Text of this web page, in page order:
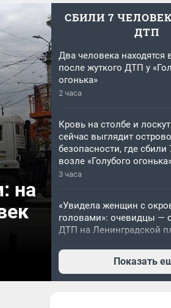
на
СБИЛИ 7
ДТП
Два человека находятся
после жуткого ДТП у
огонька»
2 часа
Кровь на столбе и
сейчас выглядит
безопасности, где сбили
возле «Голубого
3 часа
«Увидела женщин с
головами»: очевидцы —
ДТП на Ленинградской
Что грозит водителю,
Показать